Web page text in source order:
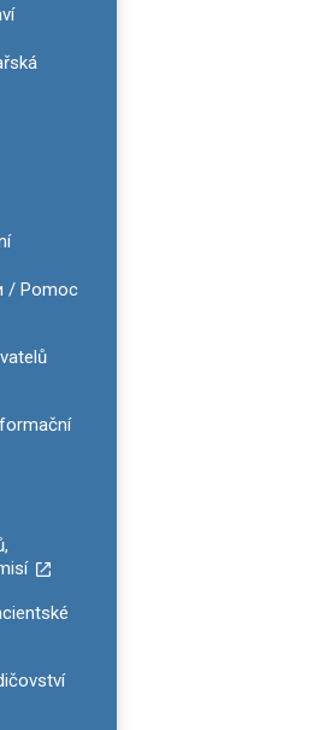
veřejného zdraví
a nelékařská povolání
legislativa
a strategie
lékařská povolání
для України / Pomoc pro Ukrajinu
/ Pomoc